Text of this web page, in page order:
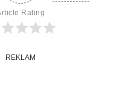
Rating
REKLAM